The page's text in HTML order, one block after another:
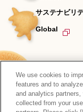
サステナビリ
Global
サイトマップ
We use cookies to
features and to
and analytics
collected from your